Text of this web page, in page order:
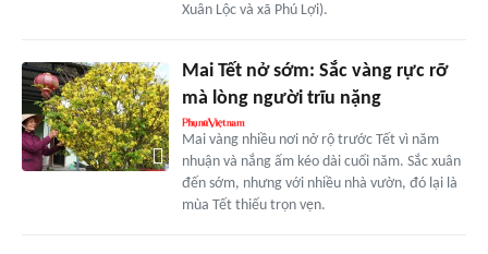
Xuân Lộc và xã Phú Lợi).
Mai Tết nở sớm: Sắc vàng rực rỡ
mà lòng người trĩu nặng
Mai vàng nhiều nơi nở rộ trước Tết vì năm
nhuận và nắng ấm kéo dài cuối năm. Sắc xuân
đến sớm, nhưng với nhiều nhà vườn, đó lại là
mùa Tết thiếu trọn vẹn.